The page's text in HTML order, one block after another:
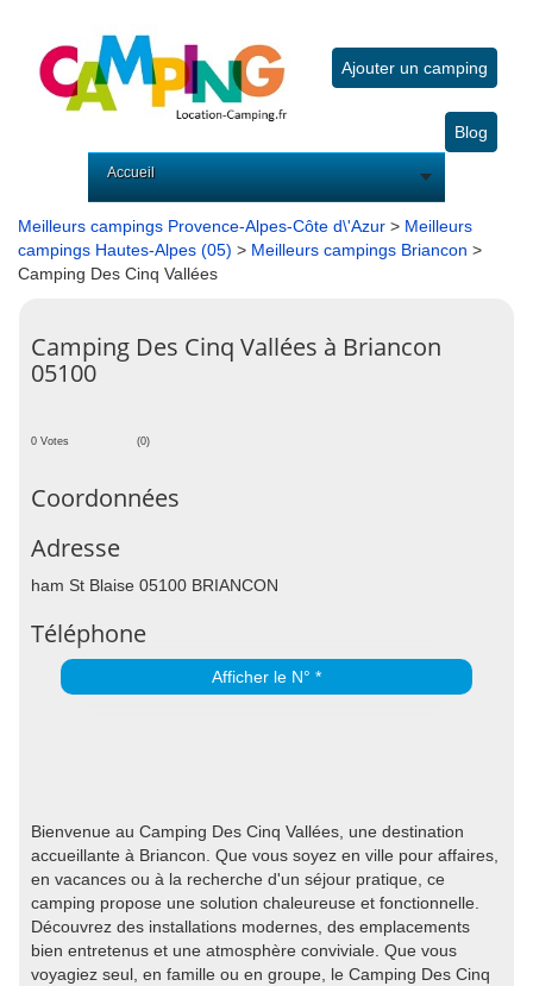
Ajouter un camping
Blog
Accueil
Meilleurs campings Provence-Alpes-Côte d\'Azur > Meilleurs
campings Hautes-Alpes (05) > Meilleurs campings Briancon >
Camping Des Cinq Vallées
Camping Des Cinq Vallées à Briancon
05100
0 Votes (0)
Coordonnées
Adresse
ham St Blaise 05100 BRIANCON
Téléphone
Afficher le N° *
Bienvenue au Camping Des Cinq Vallées, une destination
accueillante à Briancon. Que vous soyez en ville pour affaires,
en vacances ou à la recherche d'un séjour pratique, ce
camping propose une solution chaleureuse et fonctionnelle.
Découvrez des installations modernes, des emplacements
bien entretenus et une atmosphère conviviale. Que vous
voyagiez seul, en famille ou en groupe, le Camping Des Cinq